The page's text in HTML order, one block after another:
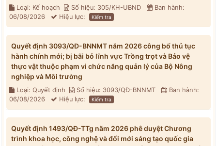
Loại: Kế hoạch Số hiệu: 305/KH-UBND
Ban hành:
06/08/2026
Hiệu lực: Kiểm tra
Quyết định 3093/QĐ-BNNMT năm 2026 công bố thủ tục
hành chính mới; bị bãi bỏ lĩnh vực Trồng trọt và Bảo vệ
thực vật thuộc phạm vi chức năng quản lý của Bộ Nông
nghiệp và Môi trường
Loại: Quyết định Số hiệu: 3093/QĐ-BNNMT
Ban hành:
06/08/2026
Hiệu lực: Kiểm tra
Quyết định 1493/QĐ-TTg năm 2026 phê duyệt Chương
trình khoa học, công nghệ và đổi mới sáng tạo quốc gia